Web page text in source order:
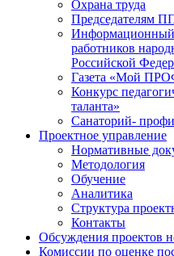
Охрана труда
Председателям
работников
Российской
Газета «Мой
Конкурс
таланта»
Санаторий-
Проектное управление
Нормативные
Методология
Обучение
Аналитика
Структура
Контакты
Обсуждения проектов
Комиссии по оценке